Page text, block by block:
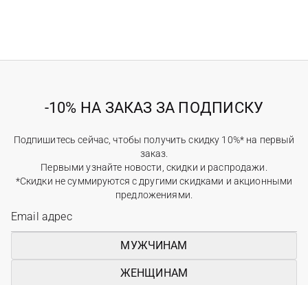
-10% НА ЗАКАЗ ЗА ПОДПИСКУ
Подпишитесь сейчас, чтобы получить скидку 10%* на первый
заказ.
Первыми узнайте новости, скидки и распродажи.
*Скидки не суммируются с другими скидками и акционными
предложениями.
МУЖЧИНАМ
ЖЕНЩИНАМ